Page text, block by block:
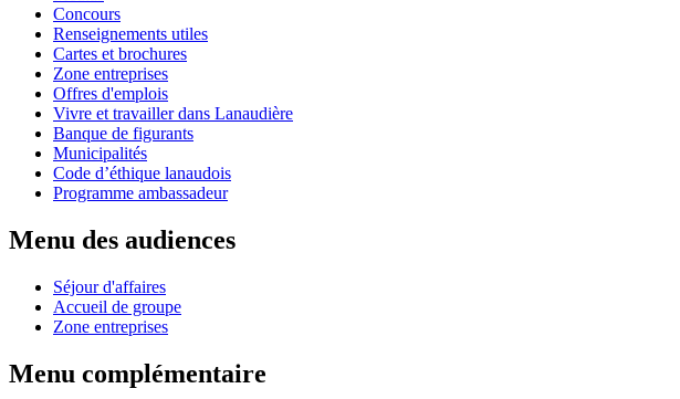
Concours
Renseignements utiles
Cartes et brochures
Zone entreprises
Offres d'emplois
Vivre et travailler dans Lanaudière
Banque de figurants
Municipalités
Code d’éthique lanaudois
Programme ambassadeur
Menu des audiences
Séjour d'affaires
Accueil de groupe
Zone entreprises
Menu complémentaire